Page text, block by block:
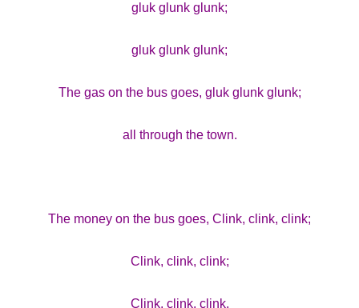
Champs21
gluk glunk glunk;
gluk glunk glunk;
The gas on the bus goes, gluk glunk glunk;
all through the town.
The money on the bus goes, Clink, clink, clink;
Clink, clink, clink;
Clink, clink, clink.